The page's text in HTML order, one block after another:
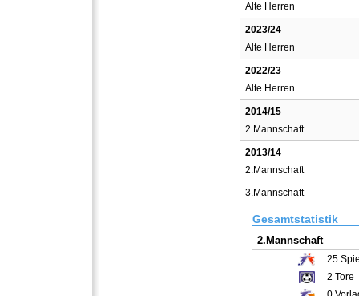
Alte Herren
2023/24
Alte Herren
2022/23
Alte Herren
2014/15
2.Mannschaft
2013/14
2.Mannschaft
3.Mannschaft
Gesamtstatistik
2.Mannschaft
25
2 Tore